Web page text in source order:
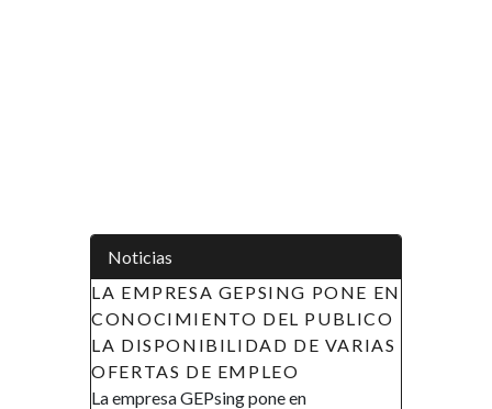
Noticias
EMPRESA GEPSING PONE EN
DEL PUBLICO
DISPONIBILIDAD DE VARIAS
DE EMPLEO
empresa GEPsing pone en
APOYO A LAS
LA MUJER EN
ECUATORIAL
DE
AVISO DE